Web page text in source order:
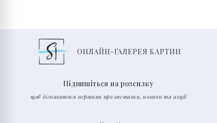
ОНЛАЙН-ГАЛЕРЕЯ КАРТИН
Підпишіться на розсилку
щоб дізнаватися першими про виставки, новини та акції